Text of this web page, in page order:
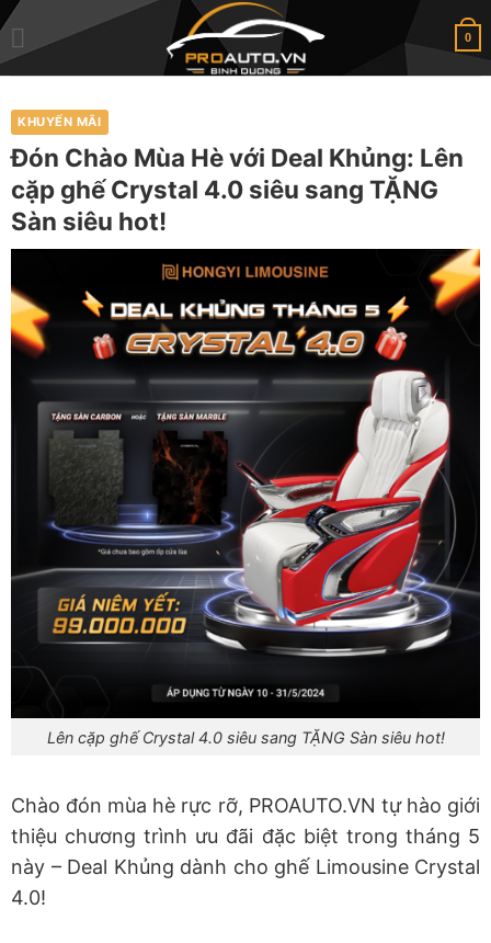
Skip
content
0
KHUYẾN MÃI
Đón Chào Mùa Hè với Deal Khủng: Lên
cặp ghế Crystal 4.0 siêu sang TẶNG
Sàn siêu hot!
Lên cặp ghế Crystal 4.0 siêu sang TẶNG Sàn siêu hot!
Chào đón mùa hè rực rỡ, PROAUTO.VN tự hào giới
thiệu chương trình ưu đãi đặc biệt trong tháng 5
này – Deal Khủng dành cho ghế Limousine Crystal
4.0!